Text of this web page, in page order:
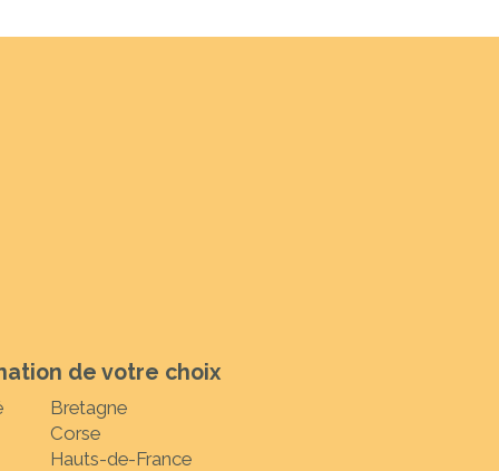
de votre choix
Bretagne
Corse
Hauts-de-France